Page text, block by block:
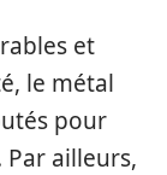
et
le métal
pour
ailleurs,